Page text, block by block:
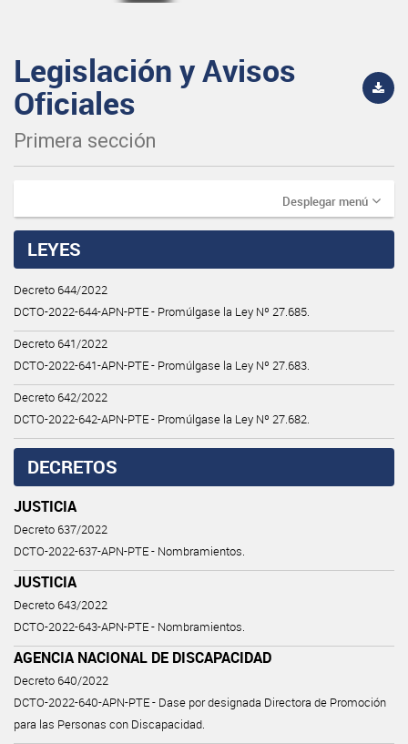
Legislación y Avisos
Oficiales
Primera sección
Desplegar menú
LEYES
Decreto 644/2022
DCTO-2022-644-APN-PTE - Promúlgase la Ley Nº 27.685.
Decreto 641/2022
DCTO-2022-641-APN-PTE - Promúlgase la Ley Nº 27.683.
Decreto 642/2022
DCTO-2022-642-APN-PTE - Promúlgase la Ley Nº 27.682.
DECRETOS
JUSTICIA
Decreto 637/2022
DCTO-2022-637-APN-PTE - Nombramientos.
JUSTICIA
Decreto 643/2022
DCTO-2022-643-APN-PTE - Nombramientos.
AGENCIA NACIONAL DE DISCAPACIDAD
Decreto 640/2022
DCTO-2022-640-APN-PTE - Dase por designada Directora de Promoción
para las Personas con Discapacidad.